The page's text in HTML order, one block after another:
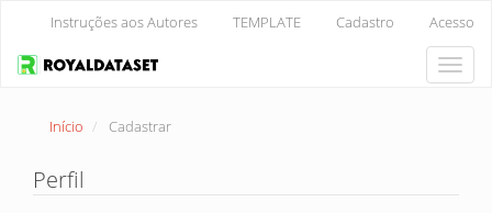
Principal
principal
Instruções aos Autores TEMPLATE Cadastro Acesso
Toggle
Início Cadastrar
Perfil